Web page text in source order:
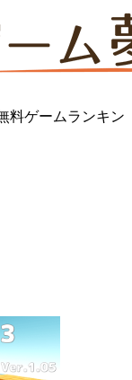
料ゲームランキン